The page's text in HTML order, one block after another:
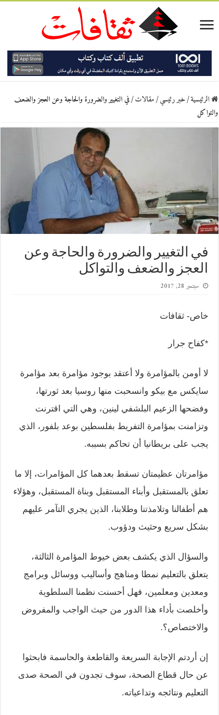
الرئيسية/خبر رئيسي/مقالات/في التغيير والضرورة والحاجة وعن العجز والضعف
والتواكل
في التغيير والضرورة والحاجة وعن
العجز والضعف والتواكل
سبتمبر 28, 2017
خاص- ثقافات
*كفاح جرار
لا أومن بالمؤامرة ولا أعتقد بوجود مؤامرة بعد مؤامرة
سايكس مع بيكو وانسحبت منها روسيا بعد ثورتها،
وفضحها الزعيم البلشفي لينين، وهي التي اقترنت
وتزامنت بمؤامرة التفريط بفلسطين بوعد بلفور، الذي
يجب على بريطانيا أن تحاكم بسببه.
مؤامرتان عظيمتان تسقط بعدهما كل المؤامرات، إلا ما
تعلق بالمستقبل وأبناء المستقبل وبناة المستقبل، وهؤلاء
هم أطفالنا وتلامذتنا وطلابنا، الذين يجري التآمر عليهم
بشكل سريع وحثيث ودؤوب.
والسؤال الذي يكشف بعض خيوط المؤامرة الثالثة،
يتعلق بالتعليم نمطا ومناهج وأساليب ووسائل وبرامج
ومعدين ومعلمين، فهل أحسنت نظمنا السلطوية
وأخلصت بأداء هذا الدور من حيث الواجب والمفروض
والاختصاص؟.
إن أردتم الإجابة السريعة والقاطعة والحاسمة فابحثوا
عن حال قطاع الصحة، سوف تجدون في الصحة صدى
التعليم ونتائجه وتداعياته.